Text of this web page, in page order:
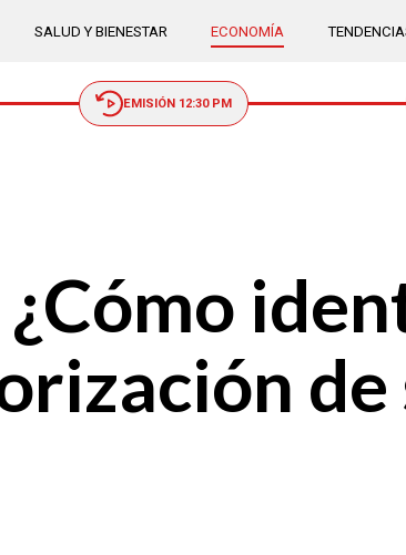
SALUD Y BIENESTAR ECONOMÍA
EMISIÓN 12:30 PM
de